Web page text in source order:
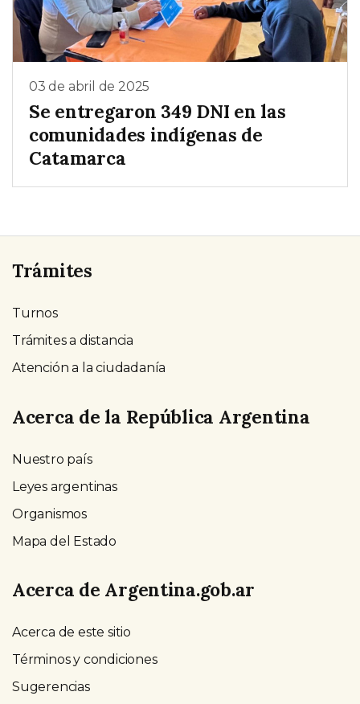
03 de abril de 2025
Se entregaron 349 DNI en las
comunidades indígenas de
Catamarca
Trámites
Turnos
Trámites a distancia
Atención a la ciudadanía
Acerca de la República Argentina
Nuestro país
Leyes argentinas
Organismos
Mapa del Estado
Acerca de Argentina.gob.ar
Acerca de este sitio
Términos y condiciones
Sugerencias